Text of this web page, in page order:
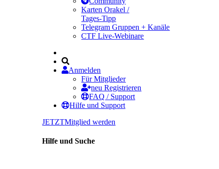
Karten Orakel /
Tages-Tipp
Telegram Gruppen + Kanäle
CTF Live-Webinare
Anmelden
Für Mitglieder
neu Registrieren
FAQ / Support
Hilfe und Support
JETZTMitglied werden
Hilfe und Suche